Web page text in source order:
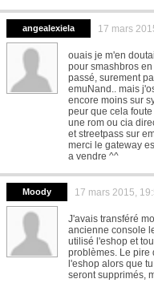
angealexiela 17 mars
ouais je m'en
pour smashbros
passé, surement
emuNand.. mais
encore moins sur
peur que cela
une rom ou cia
et streetpass sur
merci le gateway
a vendre ^^
Moody 17 mars 2015,
J'avais transféré
ancienne console
utilisé l'eshop et
problèmes. Le pire
l'eshop alors que
seront supprimés,